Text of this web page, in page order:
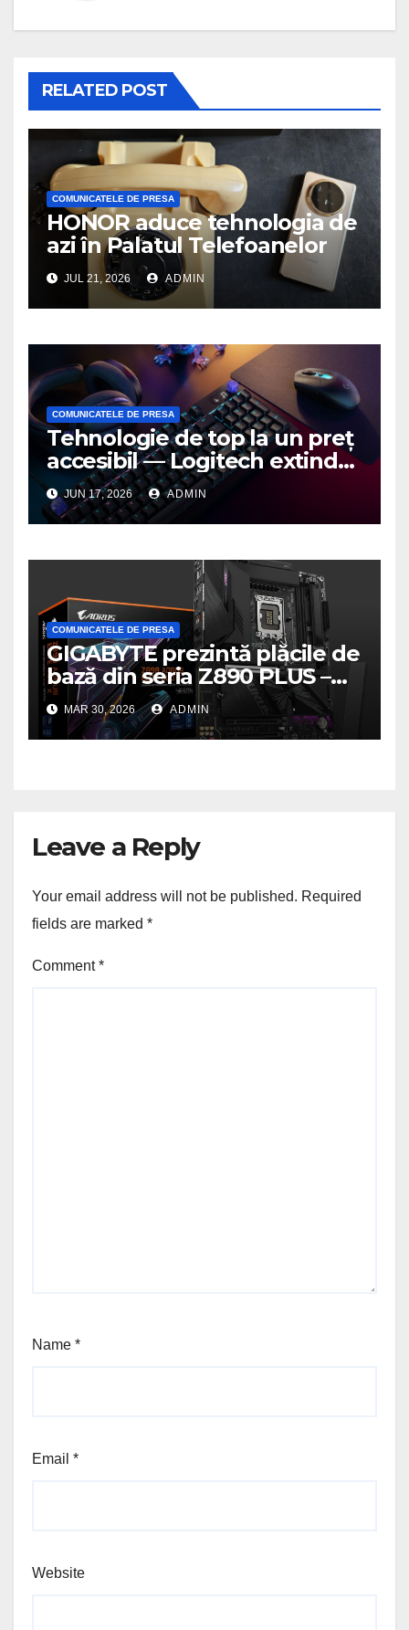
RELATED POST
COMUNICATELE DE PRESA
HONOR aduce tehnologia de
azi în Palatul Telefoanelor
JUL 21, 2026 ADMIN
COMUNICATELE DE PRESA
Tehnologie de top la un preț
accesibil — Logitech extinde
seria G3 cu un nou mouse și
o nouă tastatură pentru
gaming pe PC
JUN 17, 2026 ADMIN
COMUNICATELE DE PRESA
GIGABYTE prezintă plăcile de
bază din seria Z890 PLUS –
performanță de ultimă
generație la un nou nivel
MAR 30, 2026 ADMIN
Leave a Reply
Your email address will not be published. Required
fields are marked *
Comment*
Name *
Email *
Website